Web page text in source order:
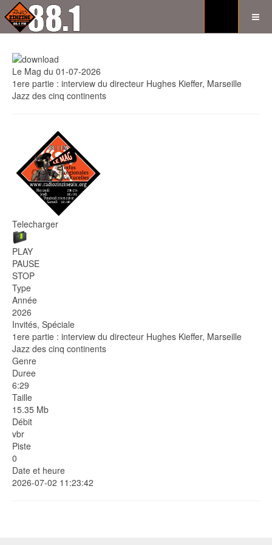
Le Mag du 01-07-2026
1ere partie : interview du directeur Hughes Kieffer, Marseille
Jazz des cinq continents
Telecharger
PLAY
PAUSE
STOP
Type
Année
2026
Invités, Spéciale
1ere partie : interview du directeur Hughes Kieffer, Marseille
Jazz des cinq continents
Genre
Duree
6:29
Taille
15.35 Mb
Débit
vbr
Piste
0
Date et heure
2026-07-02 11:23:42